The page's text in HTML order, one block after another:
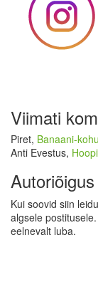
Viimati
Piret, Banaani-
Anti Evestus,
Autoriõigus
Kui soovid siin
algsele
eelnevalt luba.